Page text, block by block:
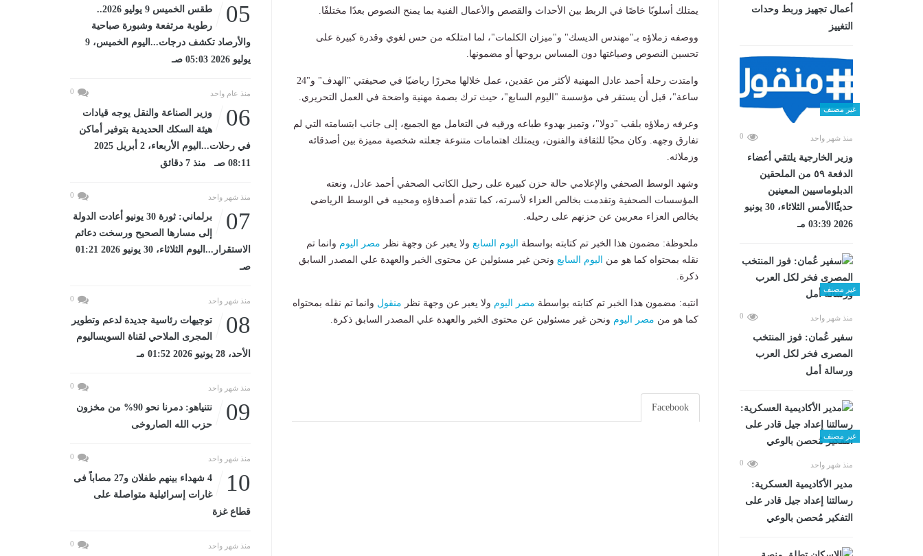
أعمال تجهيز وربط وحدات
التغييز
غير مصنف
منذ شهر واحد 0
وزير الخارجية يلتقي أعضاء
الدفعة ٥٩ من الملحقين
الدبلوماسيين المعينين
حديثًاالأمس الثلاثاء، 30 يونيو
2026 03:39 مـ
غير مصنف
منذ شهر واحد 0
سفير عُمان: فوز المنتخب
المصرى فخر لكل العرب
ورسالة أمل
غير مصنف
منذ شهر واحد 0
مدير الأكاديمية العسكرية:
رسالتنا إعداد جيل قادر على
التفكير مُحصن بالوعي
يمتلك أسلوبًا خاصًا في الربط بين الأحداث والقصص والأعمال الفنية بما يمنح النصوص بعدًا مختلفًا.
ووصفه زملاؤه بـ"مهندس الديسك" و"ميزان الكلمات"، لما امتلكه من حس لغوي وقدرة كبيرة على
تحسين النصوص وصياغتها دون المساس بروحها أو مضمونها.
وامتدت رحلة أحمد عادل المهنية لأكثر من عقدين، عمل خلالها محررًا رياضيًا في صحيفتي "الهدف" و"24
ساعة"، قبل أن يستقر في مؤسسة "اليوم السابع"، حيث ترك بصمة مهنية واضحة في العمل التحريري.
وعرفه زملاؤه بلقب "دولا"، وتميز بهدوء طباعه ورقيه في التعامل مع الجميع، إلى جانب ابتسامته التي لم
تفارق وجهه. وكان محبًا للثقافة والفنون، ويمتلك اهتمامات متنوعة جعلته شخصية مميزة بين أصدقائه
وزملائه.
وشهد الوسط الصحفي والإعلامي حالة حزن كبيرة على رحيل الكاتب الصحفي أحمد عادل، ونعته
المؤسسات الصحفية وتقدمت بخالص العزاء لأسرته، كما تقدم أصدقاؤه ومحبيه في الوسط الرياضي
بخالص العزاء معربين عن حزنهم على رحيله.
ملحوظة: مضمون هذا الخبر تم كتابته بواسطة اليوم السابع ولا يعبر عن وجهة نظر مصر اليوم وانما تم
نقله بمحتواه كما هو من
اليوم السابع ونحن غير مسئولين عن محتوى الخبر والعهدة علي المصدر السابق
ذكرة.
انتبه: مضمون هذا الخبر تم كتابته بواسطة مصر اليوم ولا يعبر عن وجهة نظر منقول وانما تم نقله بمحتواه
كما هو من مصر اليوم ونحن غير مسئولين عن محتوى الخبر والعهدة علي المصدر السابق ذكرة.
Facebook
05
طقس الخميس 9 يوليو 2026..
رطوبة مرتفعة وشبورة صباحية
والأرصاد تكشف درجات...اليوم الخميس، 9
يوليو 2026 05:03 صـ
منذ عام واحد 0
06
وزير الصناعة والنقل يوجه قيادات
هيئة السكك الحديدية بتوفير أماكن
في رحلات...اليوم الأربعاء، 2 أبريل 2025
08:11 صـ منذ 7 دقائق
منذ شهر واحد 0
07
برلماني: ثورة 30 يونيو أعادت الدولة
إلى مسارها الصحيح ورسخت دعائم
الاستقرار...اليوم الثلاثاء، 30 يونيو 2026 01:21
صـ
منذ شهر واحد 0
08
توجيهات رئاسية جديدة لدعم وتطوير
المجرى الملاحي لقناة السويساليوم
الأحد، 28 يونيو 2026 01:52 مـ
منذ شهر واحد 0
09
نتنياهو: دمرنا نحو 90% من مخزون
حزب الله الصاروخى
منذ شهر واحد 0
10
4 شهداء بينهم طفلان و27 مصاباً فى
غارات إسرائيلية متواصلة على
قطاع غزة
منذ شهر واحد 0